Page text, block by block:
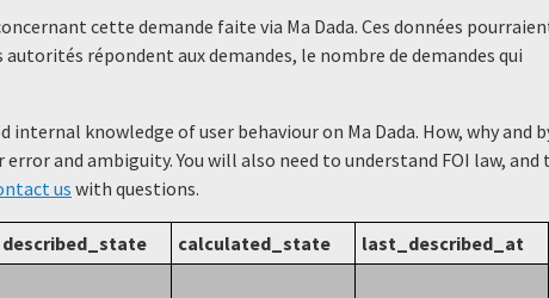
cette demande faite via Ma Dada. Ces données
répondent aux demandes, le nombre de demandes qui
internal knowledge of user behaviour on Ma Dada. How, why and
and ambiguity. You will also need to understand FOI law, and
us with questions.
described_state calculated_state last_described_at